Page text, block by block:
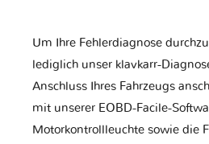
Um Ihre Fehlerdiagnose
lediglich unser klavkarr-
Anschluss Ihres Fahrzeugs
mit unserer EOBD-Facile-
Motorkontrollleuchte sowie die